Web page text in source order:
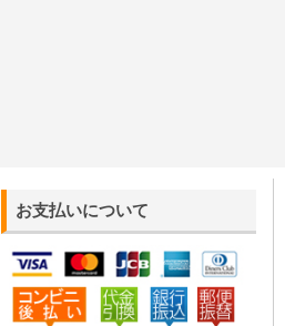
お支払いについて